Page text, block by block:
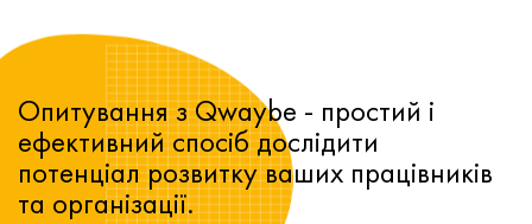
Опитування з Qwaybe - простий і
ефективний спосіб дослідити
потенціал розвитку ваших працівників
та організації.